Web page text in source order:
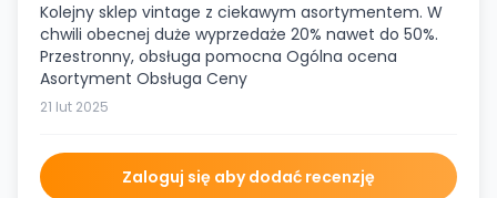
Kolejny sklep vintage z ciekawym asortymentem. W
chwili obecnej duże wyprzedaże 20% nawet do 50%.
Przestronny, obsługa pomocna Ogólna ocena
Asortyment Obsługa Ceny
21 lut 2025
Zaloguj się aby dodać recenzję